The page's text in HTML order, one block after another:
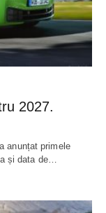
2027.
anunțat primele
și data de…